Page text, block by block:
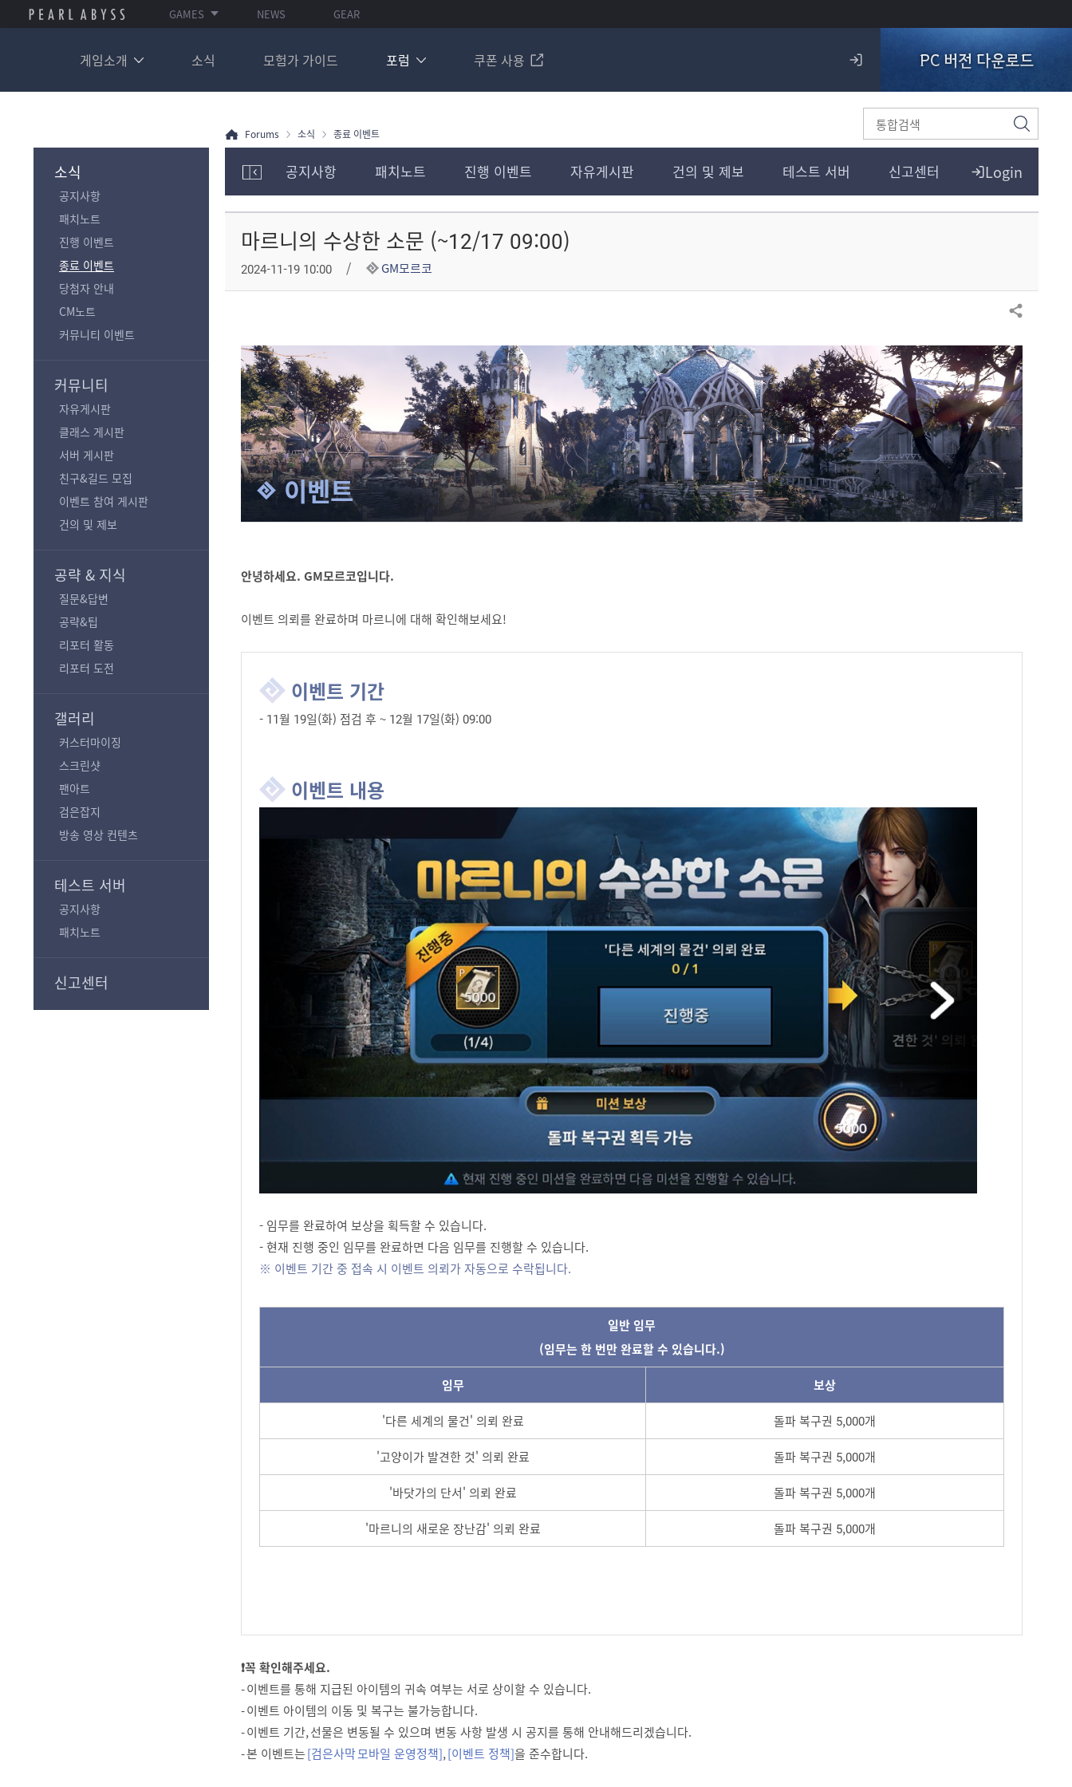
GAMES NEWS GEAR
게임소개 소식 모험가 가이드 포럼 쿠폰 사용
로
PC 버전 다운로드
소식
공지사항
패치노트
진행 이벤트
종료 이벤트
당첨자 안내
CM노트
커뮤니티 이벤트
커뮤니티
자유게시판
클래스 게시판
서버 게시판
친구&길드 모집
이벤트 참여 게시판
건의 및 제보
공략 & 지식
질문&답변
공략&팁
리포터 활동
리포터 도전
갤러리
커스터마이징
스크린샷
팬아트
검은잡지
방송 영상 컨텐츠
테스트 서버
공지사항
패치노트
신고센터
검
색
모
험
가
포
럼
테
고
보
기
Login
공지사항 패치노트 진행 이벤트 자유게시판 건의 및 제보 테스트 서버 신고센터
Forums 소식 종료 이벤트
마르니의 수상한 소문 (~12/17 09:00)
2024-11-19 10:00 GM모르코
공유하기
이벤트
안녕하세요. GM모르코입니다.
이벤트 의뢰를 완료하며 마르니에 대해 확인해보세요!
이벤트 기간
- 11월 19일(화) 점검 후 ~ 12월 17일(화) 09:00
이벤트 내용
- 임무를 완료하여 보상을 획득할 수 있습니다.
- 현재 진행 중인 임무를 완료하면 다음 임무를 진행할 수 있습니다.
※ 이벤트 기간 중 접속 시 이벤트 의뢰가 자동으로 수락됩니다.
일반 임무
(임무는 한 번만 완료할 수 있습니다.)
임무 보상
'다른 세계의 물건' 의뢰 완료 돌파 복구권 5,000개
'고양이가 발견한 것' 의뢰 완료 돌파 복구권 5,000개
'바닷가의 단서' 의뢰 완료 돌파 복구권 5,000개
'마르니의 새로운 장난감' 의뢰 완료 돌파 복구권 5,000개
❗꼭 확인해주세요.
- 이벤트를 통해 지급된 아이템의 귀속 여부는 서로 상이할 수 있습니다.
- 이벤트 아이템의 이동 및 복구는 불가능합니다.
- 이벤트 기간, 선물은 변동될 수 있으며 변동 사항 발생 시 공지를 통해 안내해드리겠습니다.
- 본 이벤트는[검은사막 모바일 운영정책],[이벤트 정책]을 준수합니다.